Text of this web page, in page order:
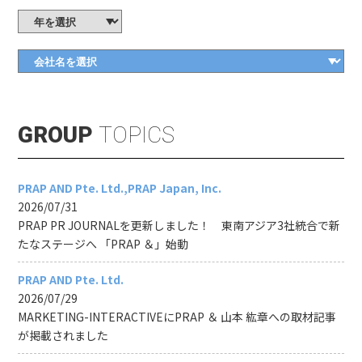
GROUP TOPICS
PRAP AND Pte. Ltd. PRAP Japan, Inc.
2026/07/31
PRAP PR JOURNALを更新しました！ 東南アジア3社統合で新
たなステージへ 「PRAP ＆」始動
PRAP AND Pte. Ltd.
2026/07/29
MARKETING-INTERACTIVEにPRAP ＆ 山本 紘章への取材記事
が掲載されました